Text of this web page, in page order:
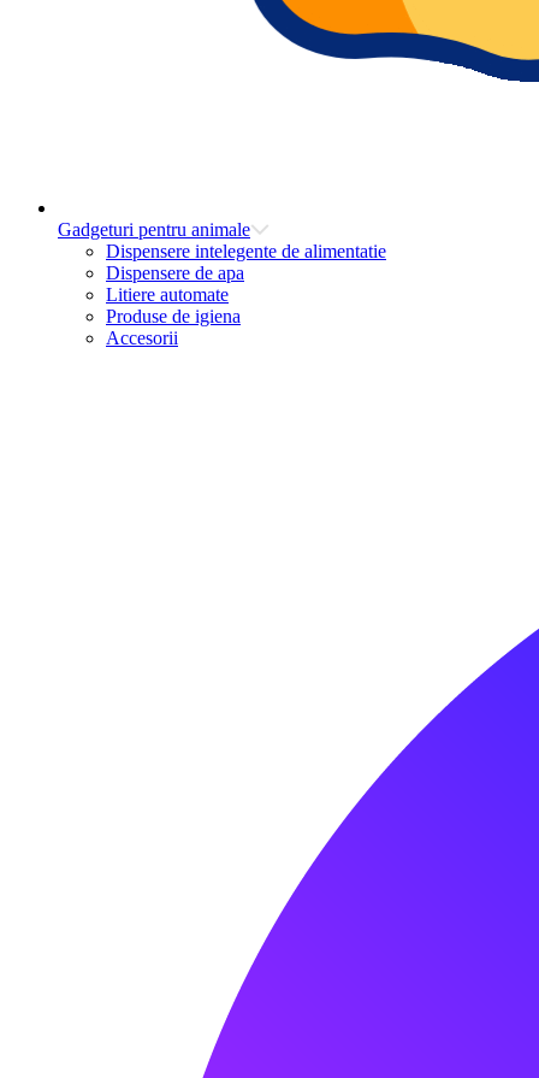
Gadgeturi pentru animale
Dispensere intelegente de alimentatie
Dispensere de apa
Litiere automate
Produse de igiena
Accesorii